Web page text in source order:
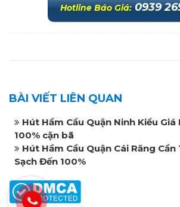
Hotline Báo Giá: 0939
BÀI VIẾT LIÊN QUAN
Hút Hầm Cầu Quận Ninh Kiều Giá
100% cặn bã
Hút Hầm Cầu Quận Cái Răng Cần
Sạch Đến 100%